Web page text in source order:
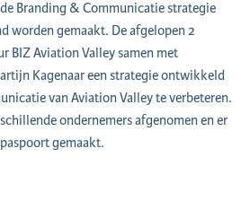
Branding & Communicatie strategie
worden gemaakt. De afgelopen 2
BIZ Aviation Valley samen met
Kagenaar een strategie ontwikkeld
van Aviation Valley te verbeteren.
ondernemers afgenomen en er
gemaakt.